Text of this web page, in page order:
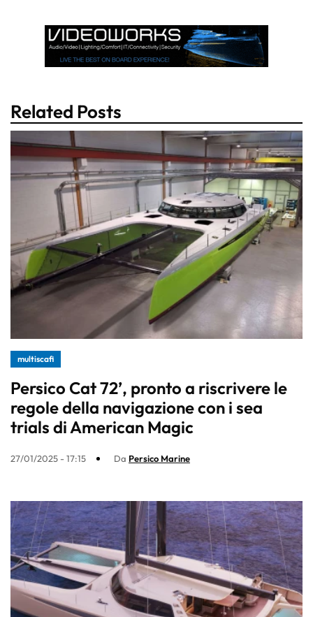
Related Posts
multiscafi
Persico Cat 72’, pronto a riscrivere le
regole della navigazione con i sea
trials di American Magic
27/01/2025 - 17:15 Da Persico Marine